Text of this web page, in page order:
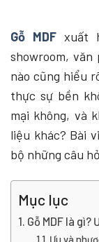
Gỗ MDFxuất
showroom,
nào cũng hiểu
thực sự bền
mại không, và
liệu khác? Bài
bộ những câu
Mục lục
Gỗ MDF là gì?
Ưu và